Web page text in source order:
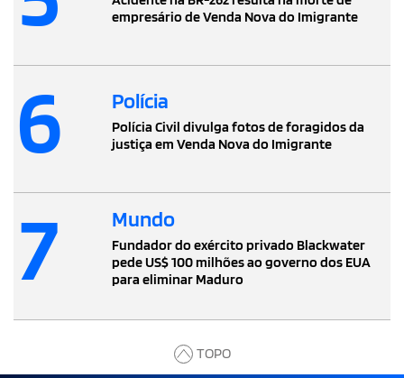
empresário de Venda Nova do Imigrante
6 Polícia
Polícia Civil divulga fotos de foragidos da
justiça em Venda Nova do Imigrante
7 Mundo
Fundador do exército privado Blackwater
pede US$ 100 milhões ao governo dos EUA
para eliminar Maduro
TOPO